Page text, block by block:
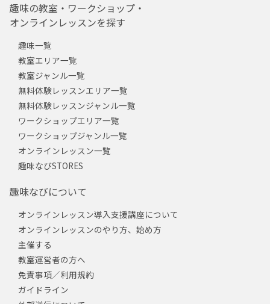
趣味の教室・ワークショップ・
オンラインレッスンを探す
趣味一覧
教室エリア一覧
教室ジャンル一覧
無料体験レッスンエリア一覧
無料体験レッスンジャンル一覧
ワークショップエリア一覧
ワークショップジャンル一覧
オンラインレッスン一覧
趣味なびSTORES
趣味なびについて
オンラインレッスン導入支援講座について
オンラインレッスンのやり方、始め方
主催する
教室運営者の方へ
免責事項／利用規約
ガイドライン